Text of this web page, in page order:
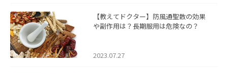
【教えてドクター】防風通聖散の効果
や副作用は？長期服用は危険なの？
2023.07.27